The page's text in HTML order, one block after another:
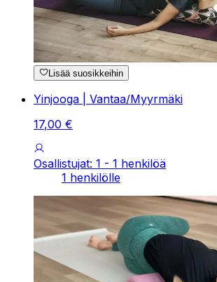
Lisää suosikkeihin
Yinjooga | Vantaa/Myyrmäki
17,00 €
Osallistujat: 1 - 1 henkilöä
1 henkilölle